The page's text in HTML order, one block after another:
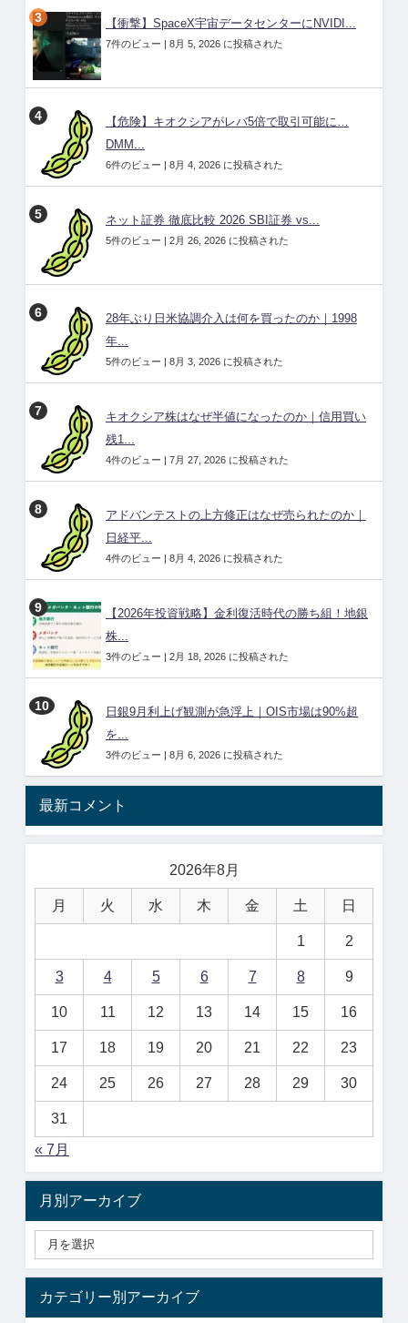
【衝撃】SpaceX宇宙データセンターにNVIDI...
7件のビュー | 8月 5, 2026 に投稿された
【危険】キオクシアがレバ5倍で取引可能に…
DMM...
6件のビュー | 8月 4, 2026 に投稿された
ネット証券 徹底比較 2026 SBI証券 vs...
5件のビュー | 2月 26, 2026 に投稿された
28年ぶり日米協調介入は何を買ったのか｜1998
年...
5件のビュー | 8月 3, 2026 に投稿された
キオクシア株はなぜ半値になったのか｜信用買い
残1...
4件のビュー | 7月 27, 2026 に投稿された
アドバンテストの上方修正はなぜ売られたのか｜
日経平...
4件のビュー | 8月 4, 2026 に投稿された
【2026年投資戦略】金利復活時代の勝ち組！地銀
株...
3件のビュー | 2月 18, 2026 に投稿された
日銀9月利上げ観測が急浮上｜OIS市場は90%超
を...
3件のビュー | 8月 6, 2026 に投稿された
最新コメント
2026年8月
月 火 水 木 金 土 日
1 2
3 4 5 6 7 8 9
10 11 12 13 14 15 16
17 18 19 20 21 22 23
24 25 26 27 28 29 30
31
« 7月
月別アーカイブ
カテゴリー別アーカイブ